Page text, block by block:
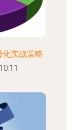
化实战策略